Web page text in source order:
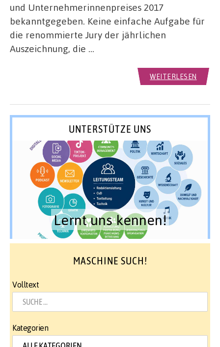
und Unternehmerinnenpreises 2017
bekanntgegeben. Keine einfache Aufgabe für
die renommierte Jury der jährlichen
Auszeichnung, die …
WEITERLESEN
UNTERSTÜTZE UNS
Lernt uns kennen!
MASCHINE SUCH!
Volltext
Kategorien